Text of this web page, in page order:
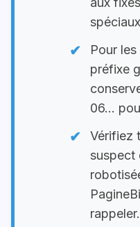
Pour les
préfixe
06…
Vérifiez
suspect
rappeler.